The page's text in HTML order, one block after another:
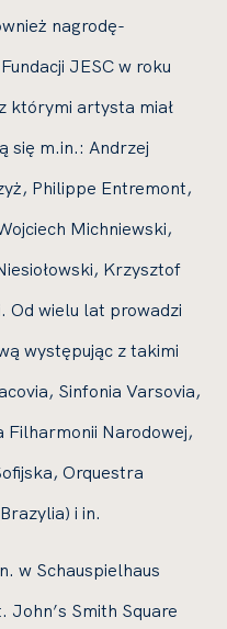
nagrodę-
JESC w roku
którymi artysta miał
się m.in.: Andrzej
Philippe Entremont,
Michniewski,
Krzysztof
Od wielu lat prowadzi
występując z takimi
Sinfonia Varsovia,
Filharmonii Narodowej,
Orquestra
i in.
w Schauspielhaus
John’s Smith Square